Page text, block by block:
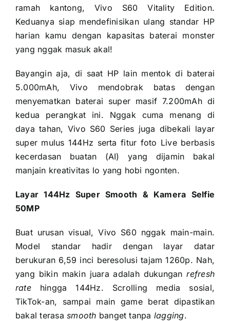
ramah kantong, Vivo S60 Vitality Edition.
Keduanya siap mendefinisikan ulang standar HP
harian kamu dengan kapasitas baterai monster
yang nggak masuk akal!
Bayangin aja, di saat HP lain mentok di baterai
5.000mAh, Vivo mendobrak batas dengan
menyematkan baterai super masif 7.200mAh di
kedua perangkat ini. Nggak cuma menang di
daya tahan, Vivo S60 Series juga dibekali layar
super mulus 144Hz serta fitur foto Live berbasis
kecerdasan buatan (AI) yang dijamin bakal
manjain kreativitas lo yang hobi ngonten.
Layar 144Hz Super Smooth & Kamera Selfie
50MP
Buat urusan visual, Vivo S60 nggak main-main.
Model standar hadir dengan layar datar
berukuran 6,59 inci beresolusi tajam 1260p. Nah,
yang bikin makin juara adalah dukunganrefresh
ratehingga 144Hz. Scrolling media sosial,
TikTok-an, sampai main game berat dipastikan
bakal terasasmooth banget tanpa lagging.